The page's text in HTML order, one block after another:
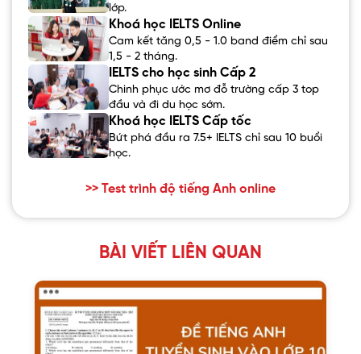
lớp.
Khoá học IELTS Online
Cam kết tăng 0,5 - 1.0 band điểm chỉ sau
1,5 - 2 tháng.
IELTS cho học sinh Cấp 2
Chinh phục ước mơ đỗ trường cấp 3 top
đầu và đi du học sớm.
Khoá học IELTS Cấp tốc
Bứt phá đầu ra 7.5+ IELTS chỉ sau 10 buổi
học.
>> Test trình độ tiếng Anh online
BÀI VIẾT LIÊN QUAN